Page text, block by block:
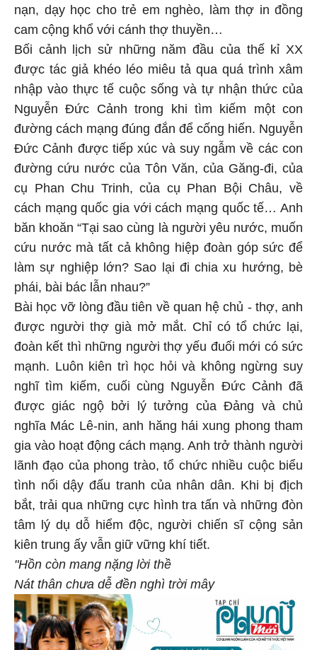
nạn, dạy học cho trẻ em nghèo, làm thợ in đồng
cam cộng khổ với cánh thợ thuyền…
Bối cảnh lịch sử những năm đầu của thế kỉ XX
được tác giả khéo léo miêu tả qua quá trình xâm
nhập vào thực tế cuộc sống và tự nhận thức của
Nguyễn Đức Cảnh trong khi tìm kiếm một con
đường cách mạng đúng đắn để cống hiến. Nguyễn
Đức Cảnh được tiếp xúc và suy ngẫm về các con
đường cứu nước của Tôn Văn, của Găng-đi, của
cụ Phan Chu Trinh, của cụ Phan Bội Châu, về
cách mạng quốc gia với cách mạng quốc tế… Anh
băn khoăn “Tại sao cùng là người yêu nước, muốn
cứu nước mà tất cả không hiệp đoàn góp sức để
làm sự nghiệp lớn? Sao lại đi chia xu hướng, bè
phái, bài bác lẫn nhau?”
Bài học vỡ lòng đầu tiên về quan hệ chủ - thợ, anh
được người thợ già mở mắt. Chỉ có tổ chức lại,
đoàn kết thì những người thợ yếu đuối mới có sức
mạnh. Luôn kiên trì học hỏi và không ngừng suy
nghĩ tìm kiếm, cuối cùng Nguyễn Đức Cảnh đã
được giác ngộ bởi lý tưởng của Đảng và chủ
nghĩa Mác Lê-nin, anh hăng hái xung phong tham
gia vào hoạt động cách mạng. Anh trở thành người
lãnh đạo của phong trào, tổ chức nhiều cuộc biểu
tình nổi dậy đấu tranh của nhân dân. Khi bị địch
bắt, trải qua những cực hình tra tấn và những đòn
tâm lý dụ dỗ hiểm độc, người chiến sĩ cộng sản
kiên trung ấy vẫn giữ vững khí tiết.
"Hồn còn mang nặng lời thề
Nát thân chưa dễ đền nghì trời mây